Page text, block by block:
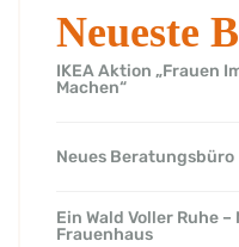
Neueste
IKEA Aktion „Frauen
Machen“
Neues Beratungsbüro
Ein Wald Voller Ruhe
Frauenhaus